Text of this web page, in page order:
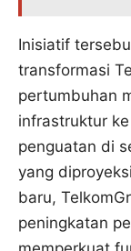
Inisiatif
transformasi
pertumbuhan
infrastruktur
penguatan di
yang
baru,
peningkatan